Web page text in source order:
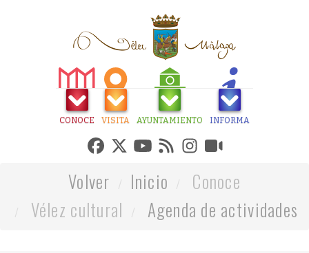
CONOCE VISITA AYUNTAMIENTO INFORMA
Volver Inicio
Conoce
Vélez cultural
Agenda de actividades